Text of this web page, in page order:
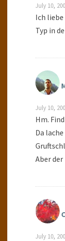
July 10,
Ich
Typ in
July 10,
Hm.
Da
Aber
July 10,